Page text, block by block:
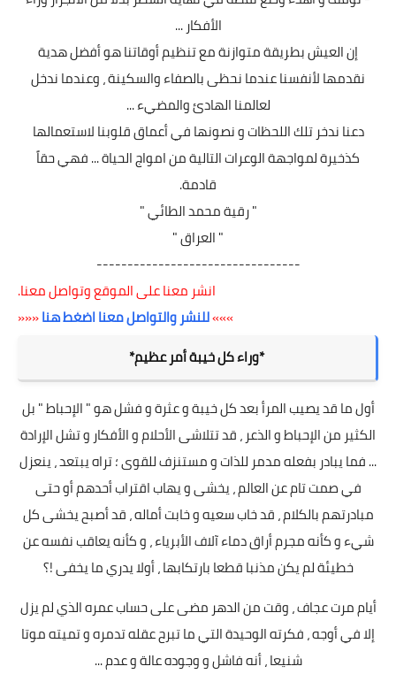
الأفكار ...
إن العيش بطريقة متوازنة مع تنظيم أوقاتنا هو أفضل هدية
نقدمها لأنفسنا عندما نحظى بالصفاء والسكينة ، وعندما ندخل
لعالمنا الهادئ والمضيء ...
دعنا ندخر تلك اللحظات و نصونها في أعماق قلوبنا لاستعمالها
كذخيرة لمواجهة الوعرات التالية من امواج الحياة ... فهي حقاً
قادمة.
" رقية محمد الطائي "
" العراق "
---------------------------------
انشر معنا على الموقع وتواصل معنا.
»»»للنشر والتواصل معنا اضغط هنا«««
*وراء كل خيبة أمر عظيم*
أول ما قد يصيب المرأ بعد كل خيبة و عثرة و فشل هو " الإحباط " بل
الكثير من الإحباط و الذعر ، قد تتلاشى الأحلام و الأفكار و تشل الإرادة
... فما يبادر بفعله مدمر للذات و مستنزف للقوى ؛ تراه يبتعد ، ينعزل
في صمت تام عن العالم ، يخشى و يهاب اقتراب أحدهم أو حتى
مبادرتهم بالكلام ، قد خاب سعيه و خابت أماله ، قد أصبح يخشى كل
شيء و كأنه مجرم أراق دماء آلاف الأبرياء ، و كأنه يعاقب نفسه عن
خطيئة لم يكن مذنبا قطعا بارتكابها ، أولا يدري ما يخفى !؟
أيام مرت عجاف ، وقت من الدهر مضى على حساب عمره الذي لم يزل
إلا في أوجه ، فكرته الوحيدة التي ما تبرح عقله تدمره و تميته موتا
شنيعا ، أنه فاشل و وجوده عالة و عدم ...